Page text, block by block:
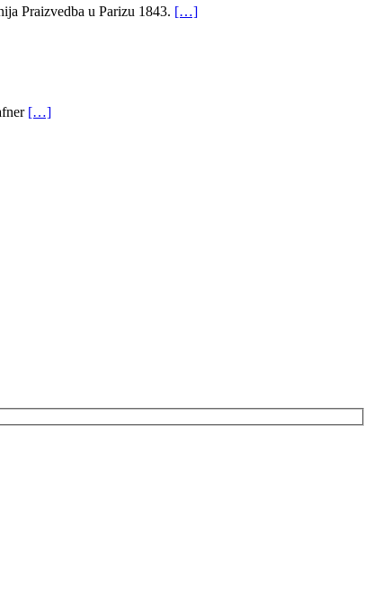
Praizvedba u Parizu 1843. […]
[…]